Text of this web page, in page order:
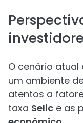
O cenário
um ambiente
atentos a
taxa Selic e as